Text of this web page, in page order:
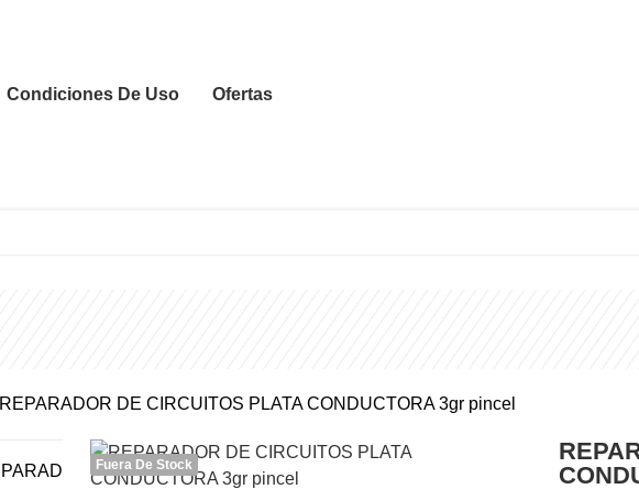
Condiciones De Uso
Ofertas
REPARADOR DE CIRCUITOS PLATA CONDUCTORA 3gr pincel
Fuera De Stock